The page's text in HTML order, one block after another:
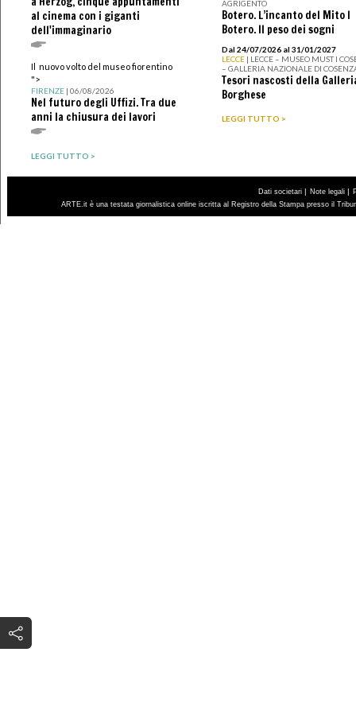
al cinema con i giganti
dell'immaginario
Il nuovo volto del museo fiorentino
">
FIRENZE| 06/08/2026
Nel futuro degli Uffizi. Tra due
anni la chiusura dei lavori
LEGGI TUTTO >
AGRIGENTO
Botero. L’incanto del Mito I
Botero. Il peso dei sogni
Dal 24/07/2026 al 31/01/2027
LECCE | LECCE – MUSEO MUST I
– GALLERIA NAZIONALE DI
Tesori nascosti della
Borghese
LEGGI TUTTO >
Dati societari | Note legali |
ARTE.it è una testata giornalistica online iscritta al Registro della Stampa presso il